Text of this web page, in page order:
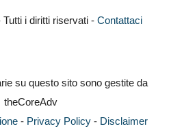
i diritti riservati - Contattaci
su questo sito sono gestite da
theCoreAdv
- Privacy Policy- Disclaimer